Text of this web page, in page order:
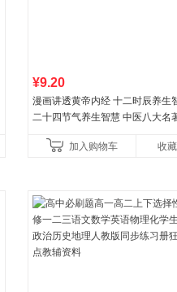
¥9.20
漫画讲透黄帝内经 十二时辰养生
二十四节气养生智慧 中医八大名
加入购物车
收藏